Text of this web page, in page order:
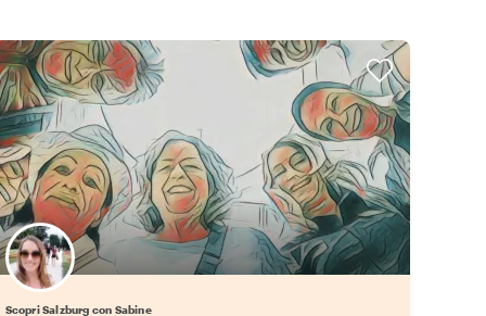
Scopri Salzburg con Sabine